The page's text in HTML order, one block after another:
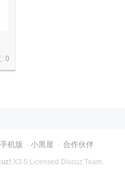
0
手机版 · 小黑屋 · 合作伙伴
X3.5 Licensed Discuz Team.